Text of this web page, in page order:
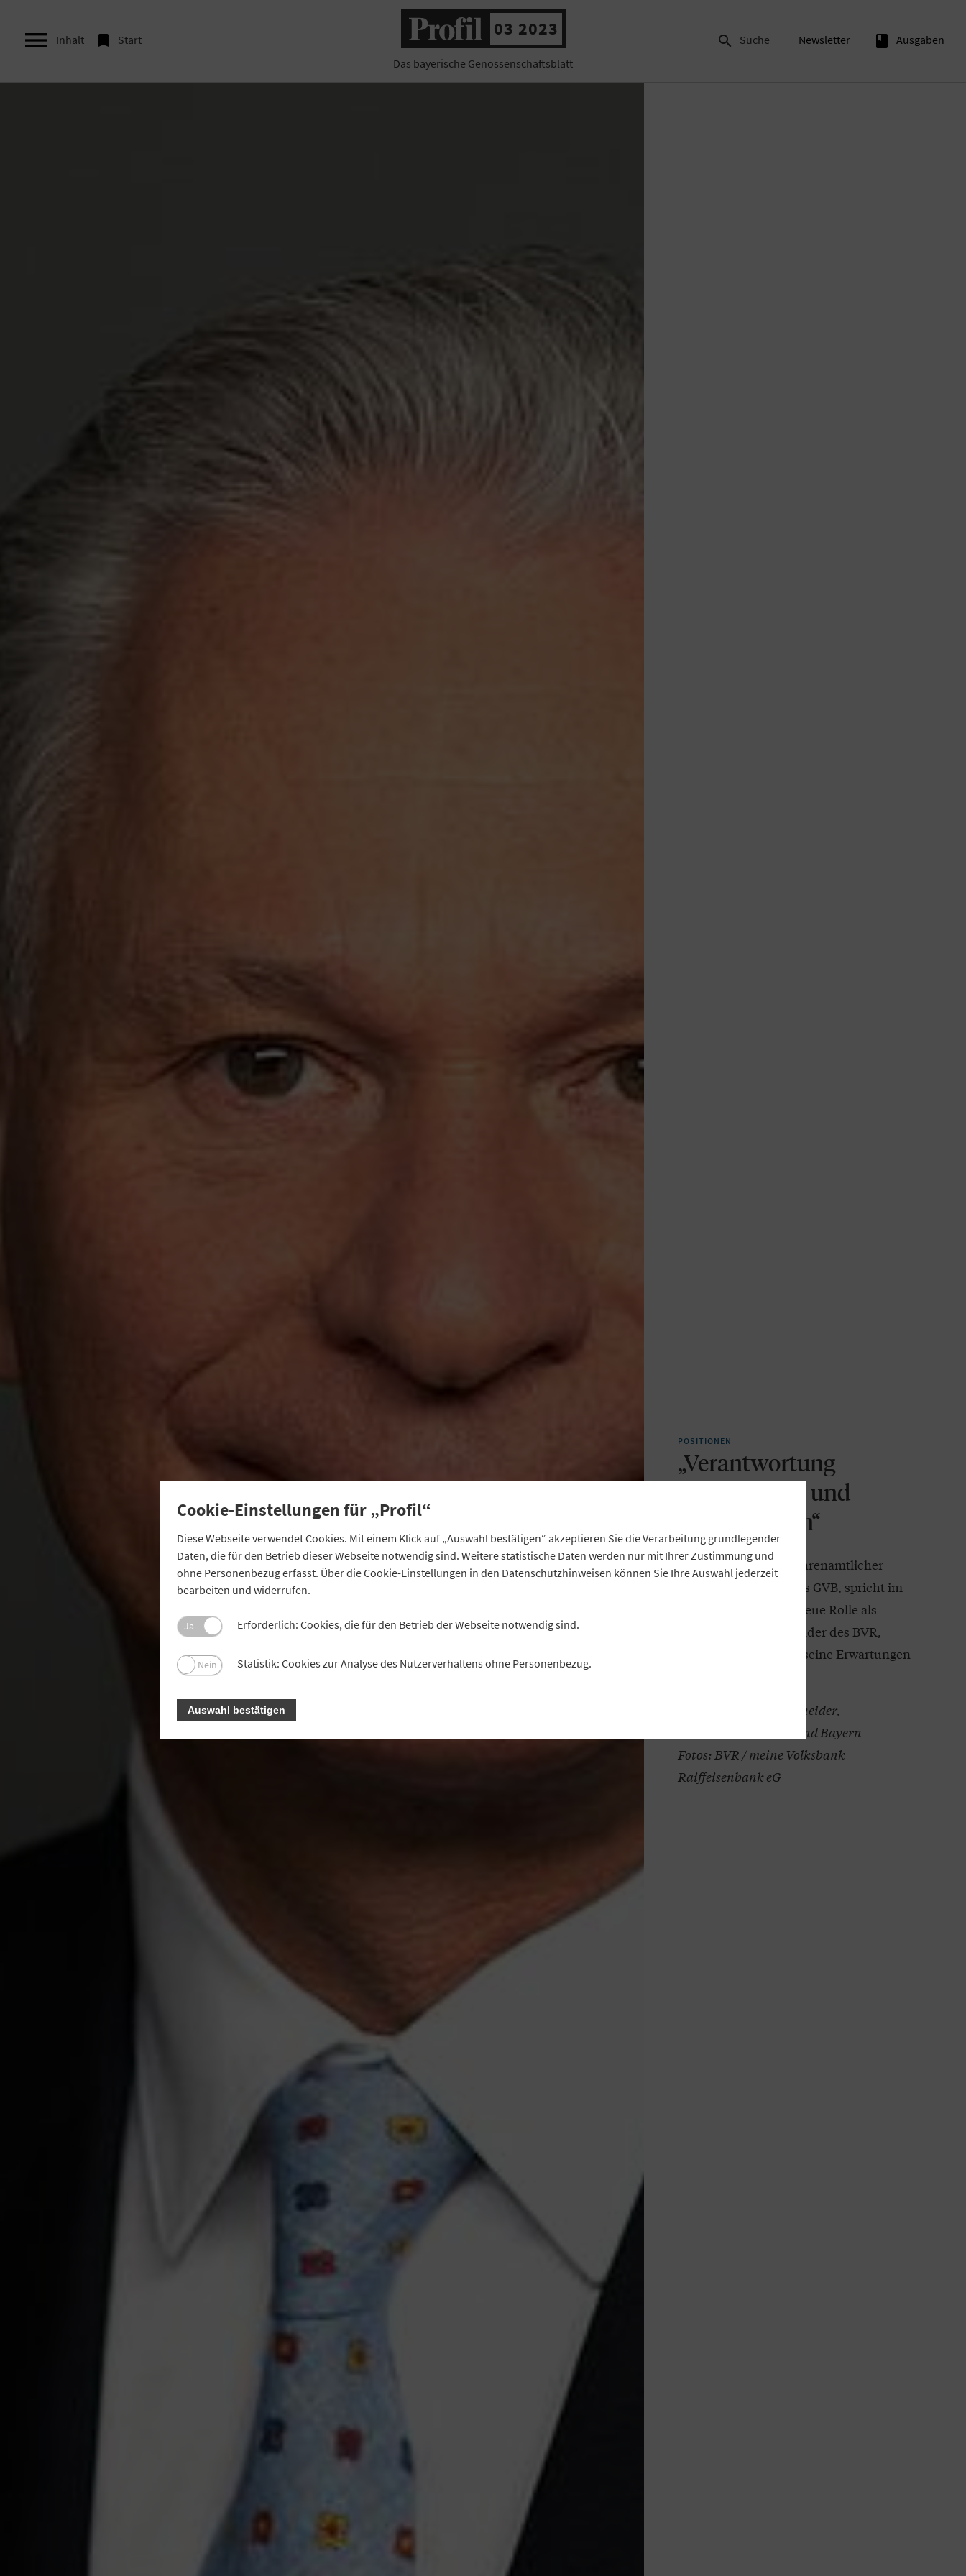
 Inhalt  Start
03 2023
Das bayerische Genossenschaftsblatt
 Suche Newsletter book Ausgaben
POSITIONEN
„Verantwortung
übernehmen und
Gestalter sein“
Wolfgang Altmüller, ehrenamtlicher
Verbandspräsident des GVB, spricht im
Interview über seine neue Rolle als
Verbandsratsvorsitzender des BVR,
seine Motivation und seine Erwartungen
Interview: Gerald Schneider,
Genossenschaftsverband Bayern
Fotos: BVR / meine Volksbank
Raiffeisenbank eG
Cookie-Einstellungen für „Profil“
Diese Webseite verwendet Cookies. Mit einem Klick auf „Auswahl bestätigen“ akzeptieren Sie die Verarbeitung grundlegender
Daten, die für den Betrieb dieser Webseite notwendig sind. Weitere statistische Daten werden nur mit Ihrer Zustimmung und
ohne Personenbezug erfasst. Über die Cookie-Einstellungen in den Datenschutzhinweisen können Sie Ihre Auswahl jederzeit
bearbeiten und widerrufen.
Ja Erforderlich: Cookies, die für den Betrieb der Webseite notwendig sind.
Nein Statistik: Cookies zur Analyse des Nutzerverhaltens ohne Personenbezug.
Auswahl bestätigen